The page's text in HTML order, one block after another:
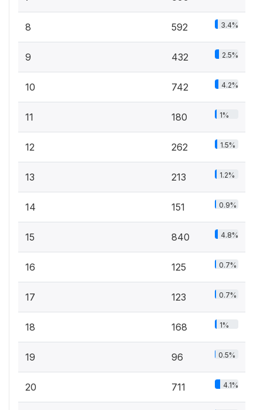
8 592 3.4%
9 432 2.5%
10 742 4.2%
11 180 1%
12 262 1.5%
13 213 1.2%
14 151 0.9%
15 840 4.8%
16 125 0.7%
17 123 0.7%
18 168 1%
19 96 0.5%
20 711 4.1%